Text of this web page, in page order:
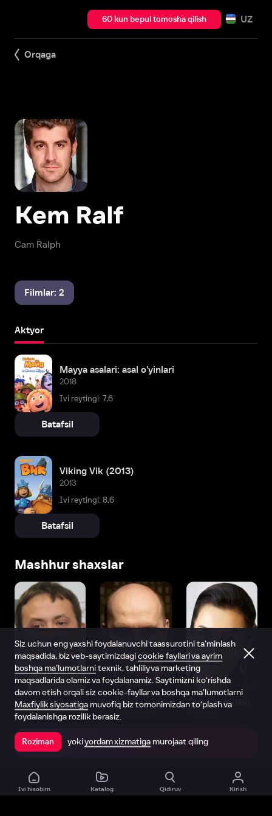
60 kun bepul tomosha qilish UZ
Orqaga
Cam Ralph
Kem Ralf
Filmlar: 2
Aktyor
Mayya asalari: asal o'yinlari
2018
Ivi reytingi: 7,6
Batafsil
Viking Vik (2013)
2013
Ivi reytingi: 8,6
Batafsil
Mashhur shaxslar
Vitaliy Shlyappo
Produser
Sergey Burunov
Dublyaj aktyori
Tina Kandelaki
Ilovada ochish
Ivi hisobim Katalog Qidiruv Kirish
Siz uchun eng yaxshi foydalanuvchi taassurotini ta’minlash
maqsadida, biz veb-saytimizdagicookie fayllari va ayrim
boshqa ma’lumotlarnitexnik, tahliliy va marketing
maqsadlarida olamiz va foydalanamiz. Saytimizni ko‘rishda
davom etish orqali siz cookie-fayllar va boshqa ma’lumotlarni
Maxfiylik siyosatiga muvofiq biz tomonimizdan to‘plash va
foydalanishga rozilik berasiz.
Roziman yokiyordam xizmatiga murojaat qiling